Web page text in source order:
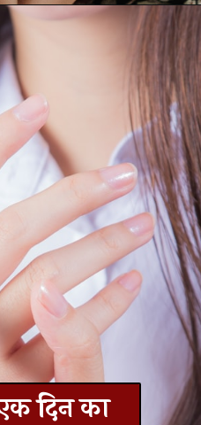
दिन का